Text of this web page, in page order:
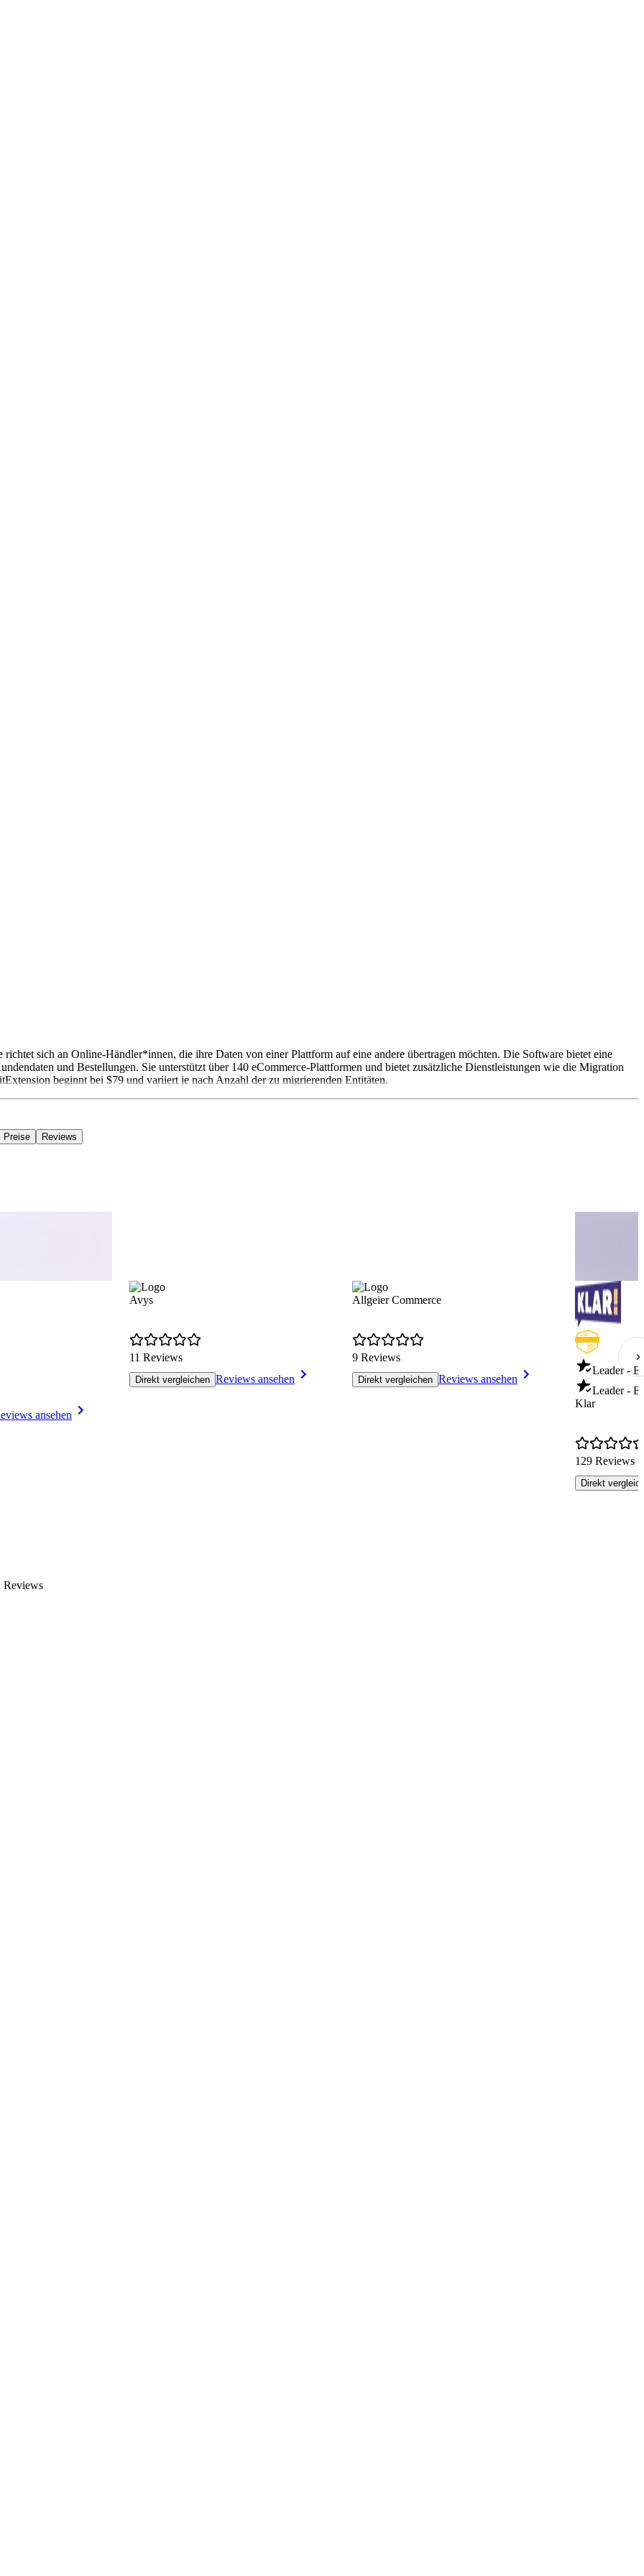
sich an Online-Händler*innen, die ihre Daten von einer Plattform auf eine andere übertragen möchten. Die Software bietet eine
und Bestellungen. Sie unterstützt über 140 eCommerce-Plattformen und bietet zusätzliche Dienstleistungen wie die Migration
beginnt bei $79 und variiert je nach Anzahl der zu migrierenden Entitäten.
Preise Reviews
ansehen
Avys
11 Reviews
Direkt vergleichen Reviews ansehen
Allgeier Commerce
9 Reviews
Direkt vergleichen Reviews ansehen
Leader -
Leader -
Klar
129 Reviews
Direkt
Reviews